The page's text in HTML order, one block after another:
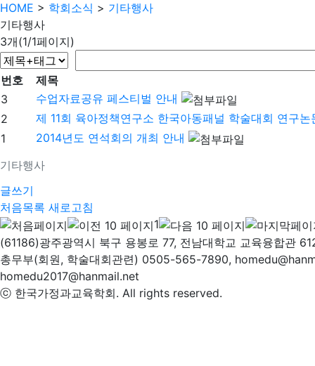
HOME > 학회소식 > 기타행사
기타행사
3개(1/1페이지)
기타행사
번호
제목
3
수업자료공유 페스티벌 안내
2
제 11회 육아정책연구소 한국아동패널 학술대회 연구
1
2014년도 연석회의 개최 안내
글쓰기
처음목록 새로고침
1
(61186)광주광역시 북구 용봉로 77, 전남대학교 교육융합관
총무부(회원, 학술대회관련) 0505-565-7890,
homedu2017@hanmail.net
ⓒ 한국가정과교육학회. All rights reserved.